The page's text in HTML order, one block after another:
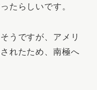
たらしいです。
うですが、アメリ
れたため、南極へ